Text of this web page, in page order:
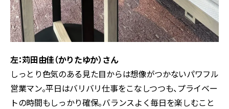
左：苅田由佳（かりたゆか）さん
しっとり色気のある見た目からは想像がつかないパワフル
営業マン。平日はバリバリ仕事をこなしつつも、プライベー
トの時間もしっかり確保。バランスよく毎日を楽しむこと